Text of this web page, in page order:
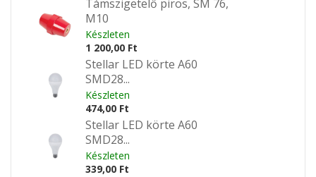
Támszigetelő piros, SM 76,
M10
Készleten
1 200,00 Ft
Stellar LED körte A60
SMD28...
Készleten
474,00 Ft
Stellar LED körte A60
SMD28...
Készleten
339,00 Ft